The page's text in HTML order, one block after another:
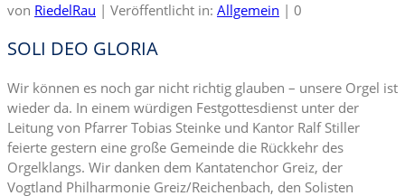
von RiedelRau | Veröffentlicht in: Allgemein | 0
SOLI DEO GLORIA
Wir können es noch gar nicht richtig glauben – unsere Orgel ist
wieder da. In einem würdigen Festgottesdienst unter der
Leitung von Pfarrer Tobias Steinke und Kantor Ralf Stiller
feierte gestern eine große Gemeinde die Rückkehr des
Orgelklangs. Wir danken dem Kantatenchor Greiz, der
Vogtland Philharmonie Greiz/Reichenbach, den Solisten